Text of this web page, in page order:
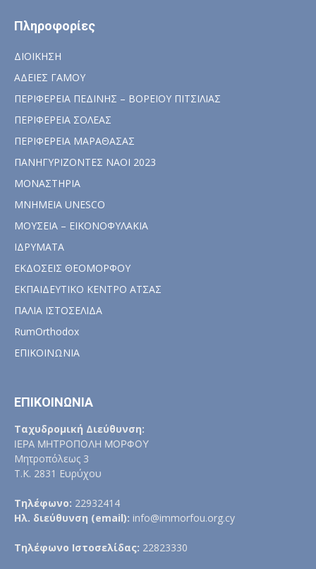
Πληροφορίες
ΔΙΟΙΚΗΣΗ
ΑΔΕΙΕΣ ΓΑΜΟΥ
ΠΕΡΙΦΕΡΕΙΑ ΠΕΔΙΝΗΣ – ΒΟΡΕΙΟΥ ΠΙΤΣΙΛΙΑΣ
ΠΕΡΙΦΕΡΕΙΑ ΣΟΛΕΑΣ
ΠΕΡΙΦΕΡΕΙΑ ΜΑΡΑΘΑΣΑΣ
ΠΑΝΗΓΥΡΙΖΟΝΤΕΣ ΝΑΟΙ 2023
ΜΟΝΑΣΤΗΡΙΑ
ΜΝΗΜΕΙΑ UNESCO
ΜΟΥΣΕΙΑ – ΕΙΚΟΝΟΦΥΛΑΚΙΑ
ΙΔΡΥΜΑΤΑ
ΕΚΔΟΣΕΙΣ ΘΕΟΜΟΡΦΟΥ
ΕΚΠΑΙΔΕΥΤΙΚΟ ΚΕΝΤΡΟ ΑΤΣΑΣ
ΠΑΛΙΑ ΙΣΤΟΣΕΛΙΔΑ
RumOrthodox
ΕΠΙΚΟΙΝΩΝΙΑ
ΕΠΙΚΟΙΝΩΝΙΑ
Ταχυδρομική Διεύθυνση:
ΙΕΡΑ ΜΗΤΡΟΠΟΛΗ ΜΟΡΦΟΥ
Μητροπόλεως 3
Τ.Κ. 2831 Ευρύχου
Τηλέφωνο: 22932414
Ηλ. διεύθυνση (email): info@immorfou.org.cy
Τηλέφωνο Ιστοσελίδας: 22823330